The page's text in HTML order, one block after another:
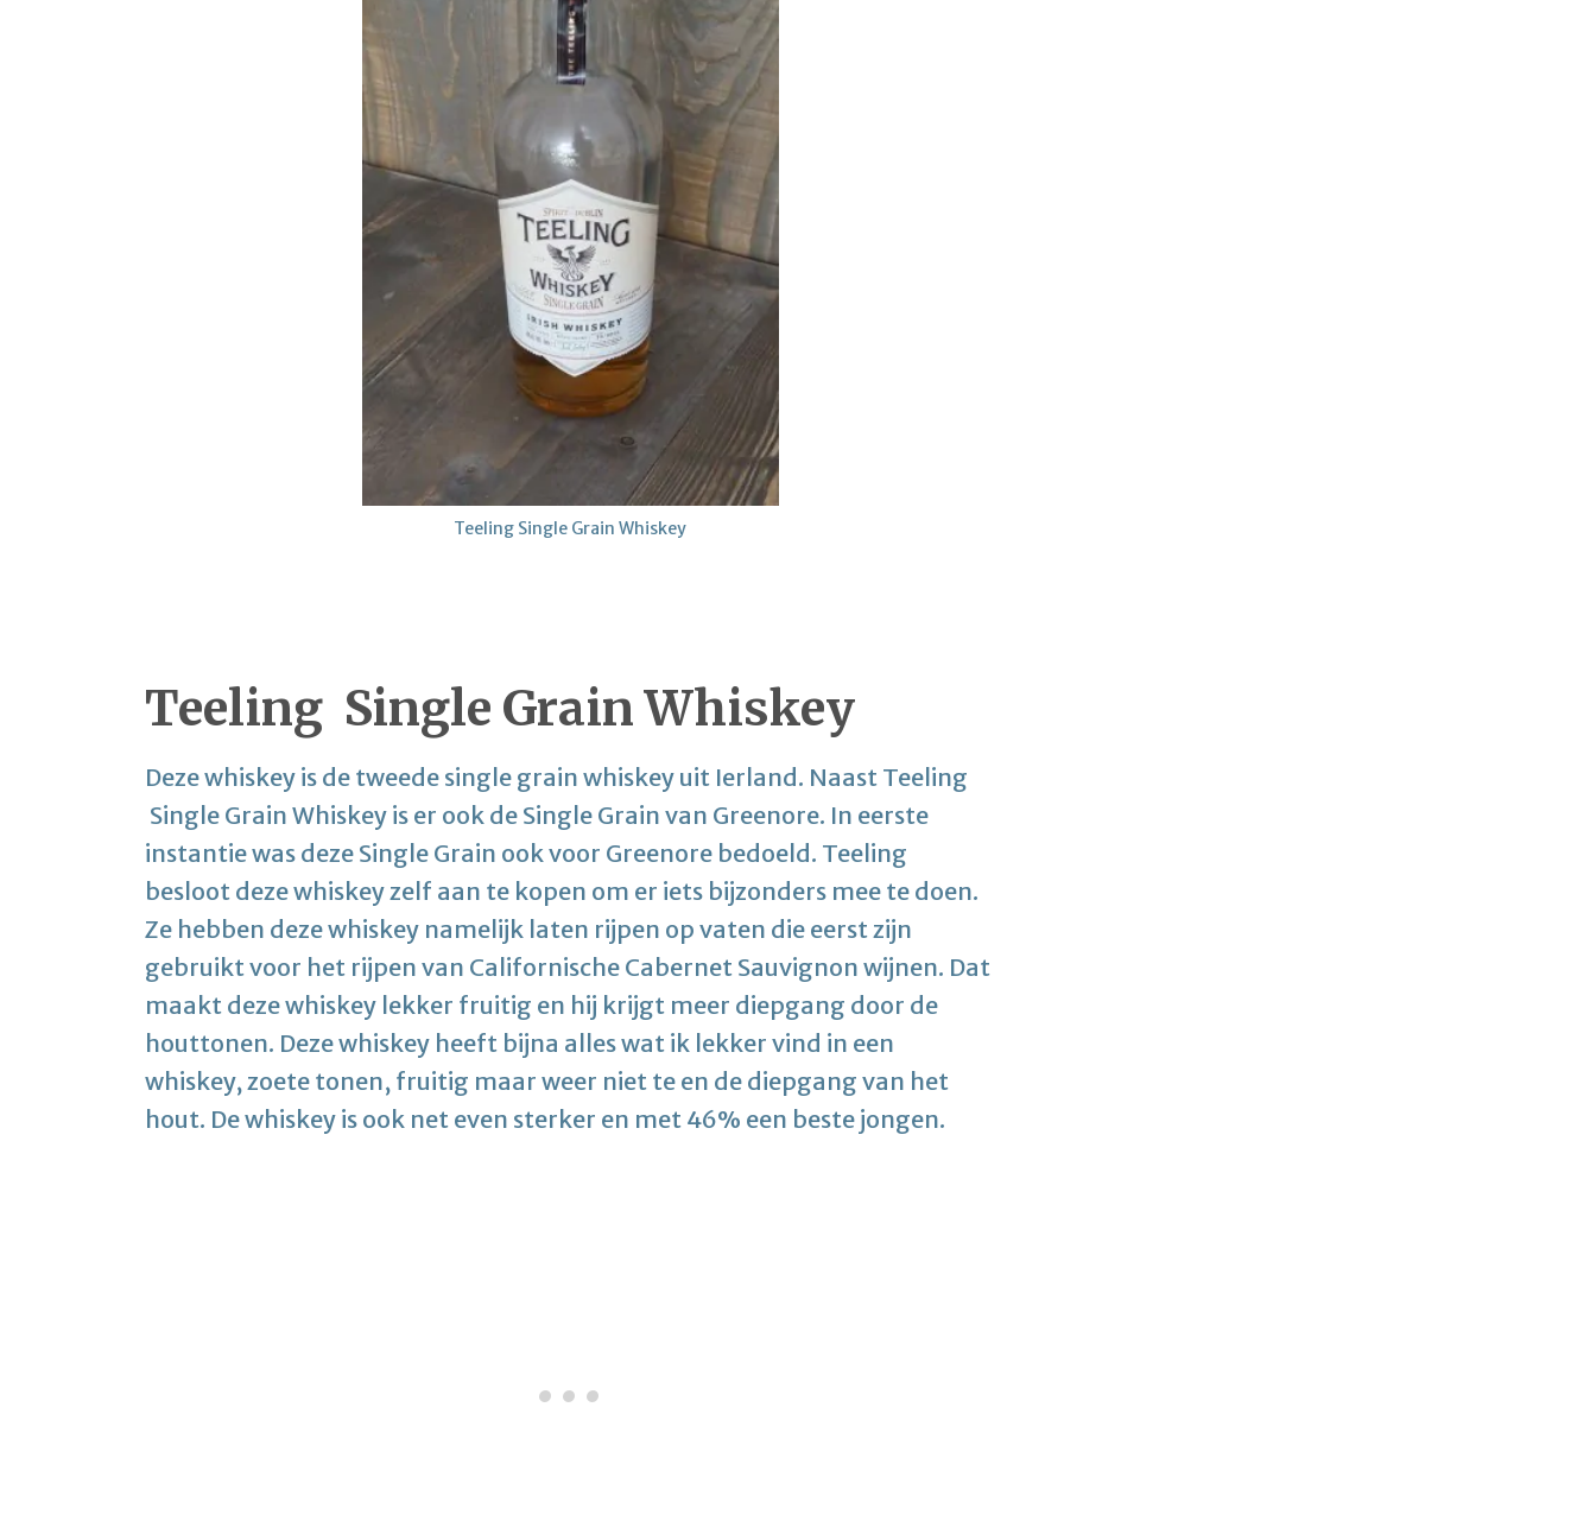
Teeling Single Grain Whiskey
Teeling Single Grain Whiskey
Deze whiskey is de tweede single grain whiskey uit Ierland. Naast Teeling
Single Grain Whiskey is er ook de Single Grain van Greenore. In eerste
instantie was deze Single Grain ook voor Greenore bedoeld. Teeling
besloot deze whiskey zelf aan te kopen om er iets bijzonders mee te doen.
Ze hebben deze whiskey namelijk laten rijpen op vaten die eerst zijn
gebruikt voor het rijpen van Californische Cabernet Sauvignon wijnen. Dat
maakt deze whiskey lekker fruitig en hij krijgt meer diepgang door de
houttonen. Deze whiskey heeft bijna alles wat ik lekker vind in een
whiskey, zoete tonen, fruitig maar weer niet te en de diepgang van het
hout. De whiskey is ook net even sterker en met 46% een beste jongen.